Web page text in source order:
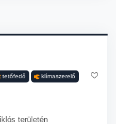
tetőfedő klímaszerelő
területén